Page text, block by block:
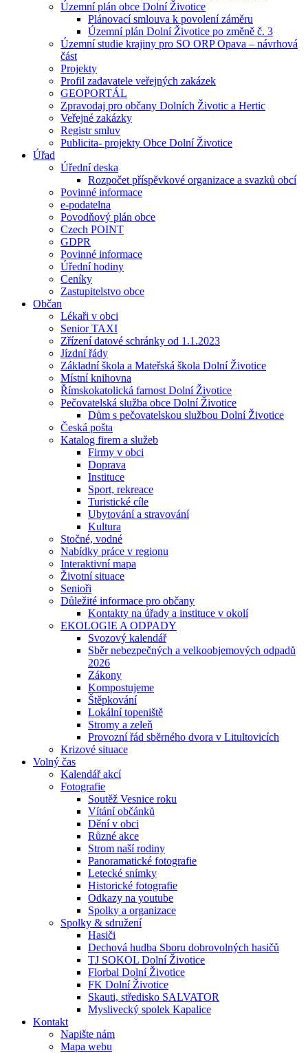
Územní plán obce Dolní Životice
Plánovací smlouva k povolení záměru
Územní plán Dolní Životice po změně č. 3
Územní studie krajiny pro SO ORP Opava – návrhová
část
Projekty
Profil zadavatele veřejných zakázek
GEOPORTÁL
Zpravodaj pro občany Dolních Životic a Hertic
Veřejné zakázky
Registr smluv
Publicita- projekty Obce Dolní Životice
Úřad
Úřední deska
Rozpočet příspěvkové organizace a svazků obcí
Povinné informace
e-podatelna
Povodňový plán obce
Czech POINT
GDPR
Povinné informace
Úřední hodiny
Ceníky
Zastupitelstvo obce
Občan
Lékaři v obci
Senior TAXI
Zřízení datové schránky od 1.1.2023
Jízdní řády
Základní škola a Mateřská škola Dolní Životice
Místní knihovna
Římskokatolická farnost Dolní Životice
Pečovatelská služba obce Dolní Životice
Dům s pečovatelskou službou Dolní Životice
Česká pošta
Katalog firem a služeb
Firmy v obci
Doprava
Instituce
Sport, rekreace
Turistické cíle
Ubytování a stravování
Kultura
Stočné, vodné
Nabídky práce v regionu
Interaktivní mapa
Životní situace
Senioři
Důležité informace pro občany
Kontakty na úřady a instituce v okolí
EKOLOGIE A ODPADY
Svozový kalendář
Sběr nebezpečných a velkoobjemových odpadů
2026
Zákony
Kompostujeme
Štěpkování
Lokální topeniště
Stromy a zeleň
Provozní řád sběrného dvora v Litultovicích
Krizové situace
Volný čas
Kalendář akcí
Fotografie
Soutěž Vesnice roku
Vítání občánků
Dění v obci
Různé akce
Strom naší rodiny
Panoramatické fotografie
Letecké snímky
Historické fotografie
Odkazy na youtube
Spolky a organizace
Spolky & sdružení
Hasiči
Dechová hudba Sboru dobrovolných hasičů
TJ SOKOL Dolní Životice
Florbal Dolní Životice
FK Dolní Životice
Skauti, středisko SALVATOR
Myslivecký spolek Kapalice
Kontakt
Napište nám
Mapa webu